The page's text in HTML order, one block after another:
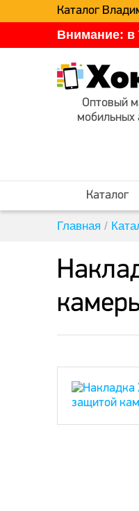
Каталог
Внимание: в
Оптовый
мобильных
Каталог
Главная /